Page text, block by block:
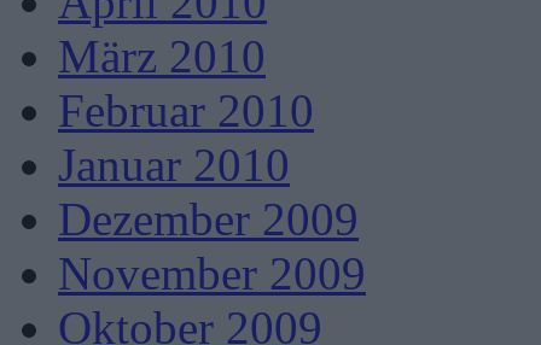
März 2010
Februar 2010
Januar 2010
Dezember 2009
November 2009
Oktober 2009